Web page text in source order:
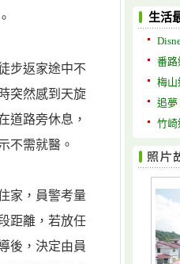
步返家途中不
突然感到天旋
道路旁休息，
不需就醫。
家，員警考量
距離，若放任
後，決定由員
生活
番路
梅山
追夢
竹崎